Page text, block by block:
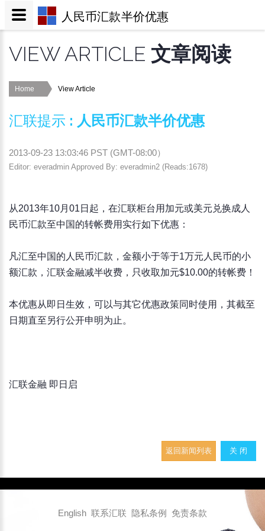
VIEW ARTICLE 文章阅读
Home View Article
汇联提示 : 人民币汇款半价优惠
2013-09-23 13:03:46 PST (GMT-08:00）
Editor: everadmin Approved By: everadmin2 (Reads:1678)
从2013年10月01日起，在汇联柜台用加元或美元兑换成人
民币汇款至中国的转帐费用实行如下优惠：
凡汇至中国的人民币汇款，金额小于等于1万元人民币的小
额汇款，汇联金融减半收费，只收取加元$10.00的转帐费！
本优惠从即日生效，可以与其它优惠政策同时使用，其截至
日期直至另行公开申明为止。
汇联金融 即日启
返回新闻列表 关 闭
English 联系汇联 隐私条例 免责条款
人民币汇款半价优惠